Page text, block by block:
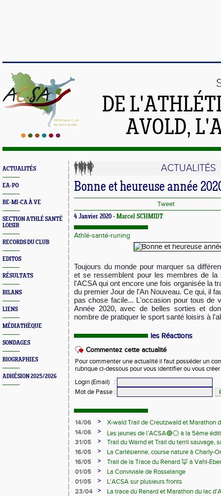
DE
AVOLD,
ACTUALITÉS
EA-PO
BE-MI-CA À VE
SECTION ATHLÉ SANTÉ
LOISIR
RECORDS DU CLUB
EDITOS
RÉSULTATS
BILANS
LIENS
MÉDIATHÈQUE
SONDAGES
BIOGRAPHIES
ADHÉSION 2025/2026
ACTUALITÉS
Bonne et heureuse année
Tweet
4 Janvier 2020 - Marcel SCHMIDT
Athlé-santé-runing
Toujours du monde pour marquer sa
et se ressemblent pour les membres de la
l'ACSA qui ont encore une fois organisée la
du premier Jour de l'An Nouveau. Ce qui, il
pas chose facile... L'occasion pour tous de
Année 2020, avec de belles sorties et
nombre de pratiquer le sport santé loisirs à
les Réactions
Commentez cette actualité
Pour commenter une actualité il faut posséder un
rubrique ci-dessous pour vous identifier ou vous
Login (Email)
:
Mot de Passe :
14/06 >
X-wald Trail de Creutzwald et Marathon
14/06
>
Les jeunes de l’ACSA🟢⚪️ à la 5ème
Samedi 13 juin
31/05 >
Trail du Warnd et Trail du terril sauvage,
16/05
>
La Carlésienne, course nature à Charly-
16/05
>
Trail de la Trace du Renard 🦊 à Vahl-
01/05
>
La Conviviale de Rosselange
01/05
>
L'ACSA sur plusieurs fronts
23/04
>
La trace du Renard et Marathon du lac